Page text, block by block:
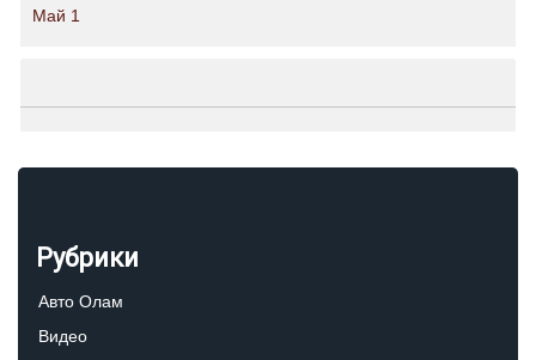
Май 1
Рубрики
Авто Олам
Видео